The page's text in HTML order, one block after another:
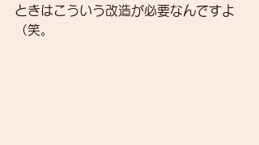
ときはこういう改造が必要なんですよ
（笑。